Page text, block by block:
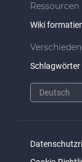
Ressourcen
Wiki
Schlagwörter